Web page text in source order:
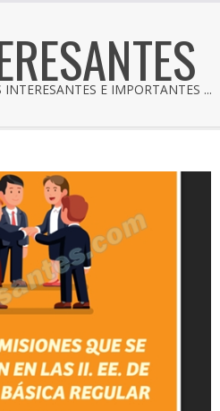
INTERESANTES E IMPORTANTES ...